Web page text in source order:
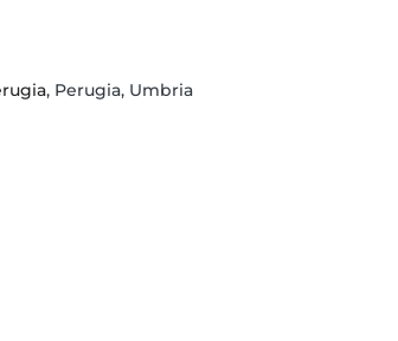
, Perugia, Umbria